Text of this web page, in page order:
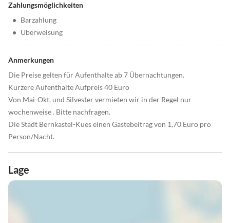
Zahlungsmöglichkeiten
• Barzahlung
• Überweisung
Anmerkungen
Die Preise gelten für Aufenthalte ab 7 Übernachtungen.
Kürzere Aufenthalte Aufpreis 40 Euro
Von Mai-Okt. und Silvester vermieten wir in der Regel nur
wochenweise . Bitte nachfragen.
Die Stadt Bernkastel-Kues einen Gästebeitrag von 1,70 Euro pro
Person/Nacht.
Lage